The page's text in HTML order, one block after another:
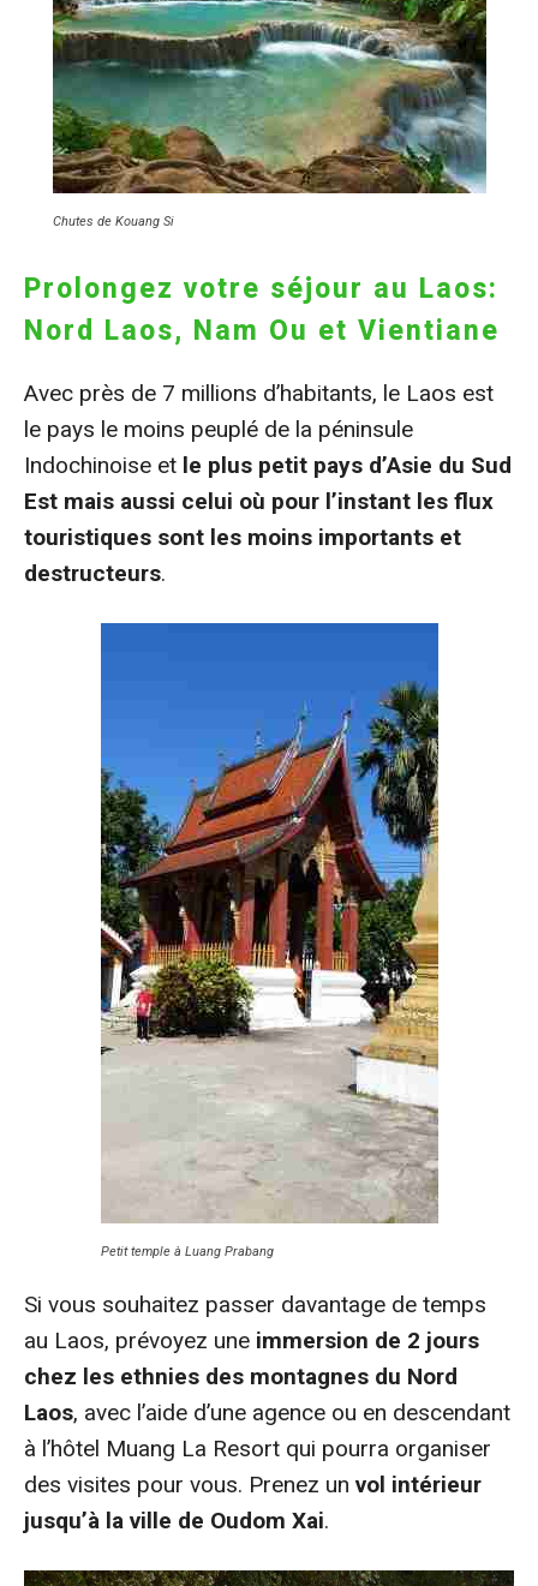
Chutes de Kouang Si
Prolongez votre séjour au Laos:
Nord Laos, Nam Ou et Vientiane
Avec près de 7 millions d’habitants, le Laos est
le pays le moins peuplé de la péninsule
Indochinoise et le plus petit pays d’Asie du Sud
Est mais aussi celui où pour l’instant les flux
touristiques sont les moins importants et
destructeurs.
Petit temple à Luang Prabang
Si vous souhaitez passer davantage de temps
au Laos, prévoyez une immersion de 2 jours
chez les ethnies des montagnes du Nord
Laos, avec l’aide d’une agence ou en descendant
à l’hôtel Muang La Resort qui pourra organiser
des visites pour vous. Prenez un vol intérieur
jusqu’à la ville de Oudom Xai.